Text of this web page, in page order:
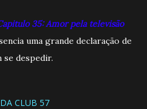
35: Amor pela televisão
uma grande declaração de
se despedir.
CLUB 57